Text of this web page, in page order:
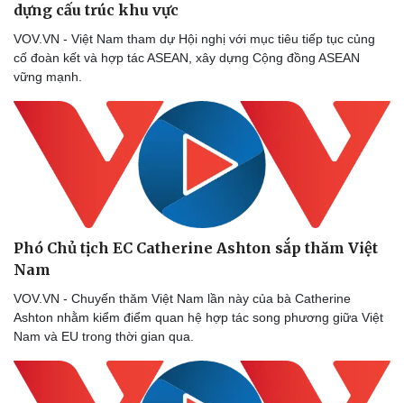
dựng cấu trúc khu vực
VOV.VN - Việt Nam tham dự Hội nghị với mục tiêu tiếp tục củng
cố đoàn kết và hợp tác ASEAN, xây dựng Cộng đồng ASEAN
vững mạnh.
Phó Chủ tịch EC Catherine Ashton sắp thăm Việt
Nam
VOV.VN - Chuyến thăm Việt Nam lần này của bà Catherine
Ashton nhằm kiểm điểm quan hệ hợp tác song phương giữa Việt
Nam và EU trong thời gian qua.